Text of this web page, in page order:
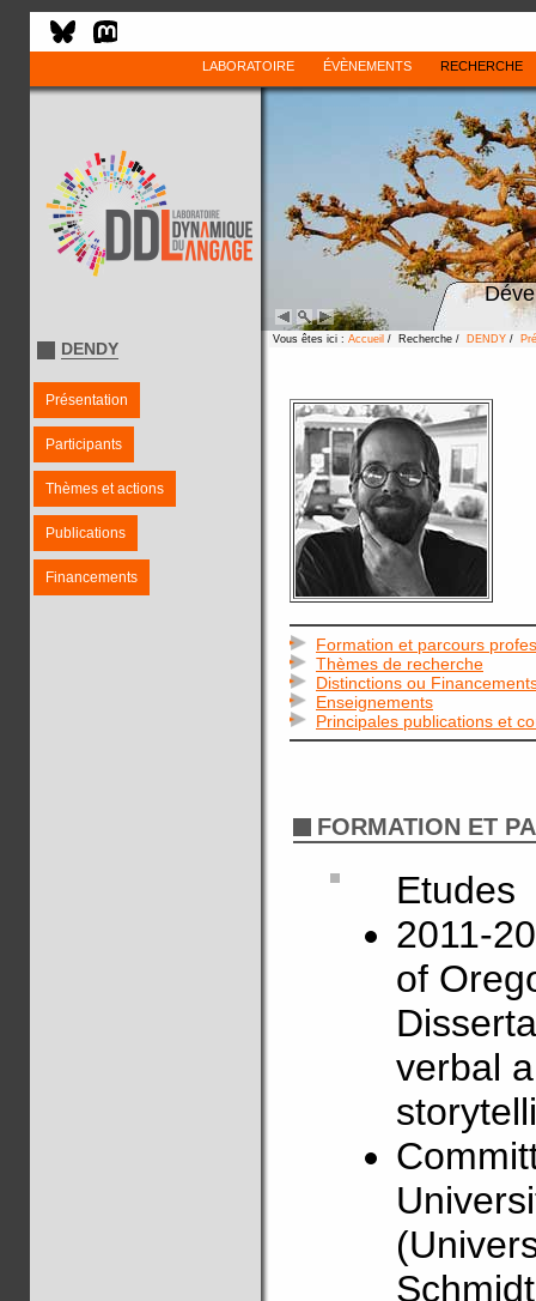
LABORATOIRE ÉVÈNEMENTS RECHERCHE
DENDY
Présentation
Participants
Thèmes et actions
Publications
Financements
Vous êtes ici : Accueil / Recherche / DENDY /
Formation et parcours
Thèmes de recherche
Distinctions ou
Enseignements
Principales publications et
FORMATION ET
Etudes
2011-
of
verbal